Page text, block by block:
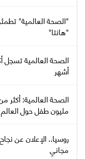
"الصحة العالمية"
"هانتا"
أشهر
مليون طفل حول العالم
روسيا.. الإعلان عن
مجاني